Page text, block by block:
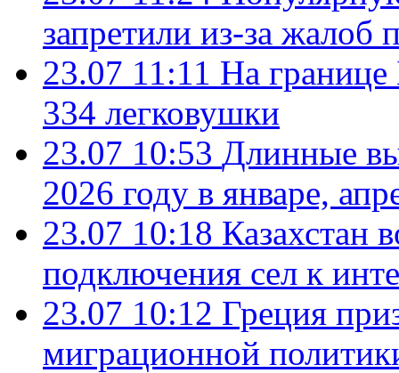
запретили из-за жалоб
23.07 11:11 На границе
334 легковушки
23.07 10:53 Длинные
2026 году в январе,
23.07 10:18 Казахстан
подключения сел к
23.07 10:12 Греция
миграционной